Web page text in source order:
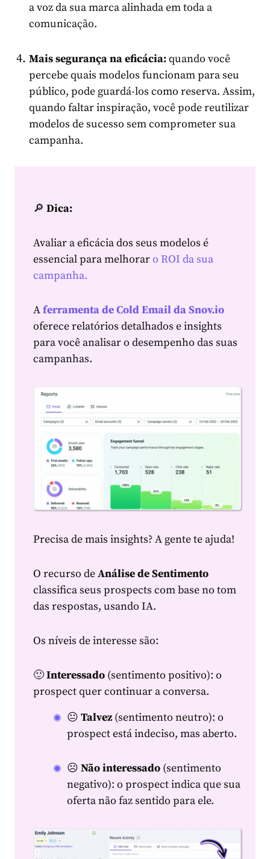
a voz da sua marca alinhada em toda a
comunicação.
Mais segurança na eficácia:quando você
percebe quais modelos funcionam para seu
público, pode guardá-los como reserva. Assim,
quando faltar inspiração, você pode reutilizar
modelos de sucesso sem comprometer sua
campanha.
🔎 Dica:
Avaliar a eficácia dos seus modelos é
essencial para melhorar o ROI da sua
campanha.
Aferramenta de Cold Email da Snov.io
oferece relatórios detalhados e insights
para você analisar o desempenho das suas
campanhas.
Precisa de mais insights? A gente te ajuda!
O recurso deAnálise de Sentimento
classifica seus prospects com base no tom
das respostas, usando IA.
Os níveis de interesse são:
🙂Interessado (sentimento positivo): o
prospect quer continuar a conversa.
😐 Talvez (sentimento neutro): o
prospect está indeciso, mas aberto.
☹️ Não interessado (sentimento
negativo): o prospect indica que sua
oferta não faz sentido para ele.